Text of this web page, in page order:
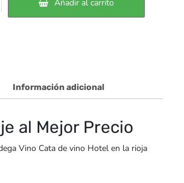
Añadir al carrito
Información adicional
al Mejor Precio
Vino Cata de vino Hotel en la rioja